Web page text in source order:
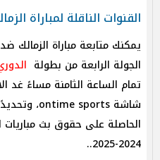
القنوات الناقلة لمباراة
يمكنك متابعة مباراة الزمالك
الجولة الرابعة من بطولة
تمام الساعة الثامنة مساءً غد
شاشة ontime sports، وتحديدًا عبر قناة ontime sports 1
الحاصلة على حقوق بث
2024-2025..